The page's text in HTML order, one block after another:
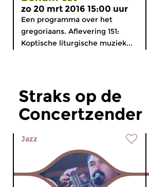
zo 20 mrt 2016 15:00 uur
Een programma over het
gregoriaans. Aflevering 151:
Koptische liturgische muziek...
Straks op de
Concertzender
Jazz